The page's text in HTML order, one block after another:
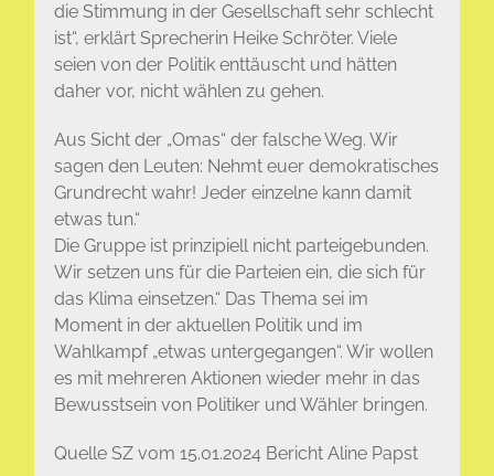
die Stimmung in der Gesellschaft sehr schlecht
ist“, erklärt Sprecherin Heike Schröter. Viele
seien von der Politik enttäuscht und hätten
daher vor, nicht wählen zu gehen.
Aus Sicht der „Omas“ der falsche Weg. Wir
sagen den Leuten: Nehmt euer demokratisches
Grundrecht wahr! Jeder einzelne kann damit
etwas tun.“
Die Gruppe ist prinzipiell nicht parteigebunden.
Wir setzen uns für die Parteien ein, die sich für
das Klima einsetzen.“ Das Thema sei im
Moment in der aktuellen Politik und im
Wahlkampf „etwas untergegangen“. Wir wollen
es mit mehreren Aktionen wieder mehr in das
Bewusstsein von Politiker und Wähler bringen.
Quelle SZ vom 15.01.2024 Bericht Aline Papst